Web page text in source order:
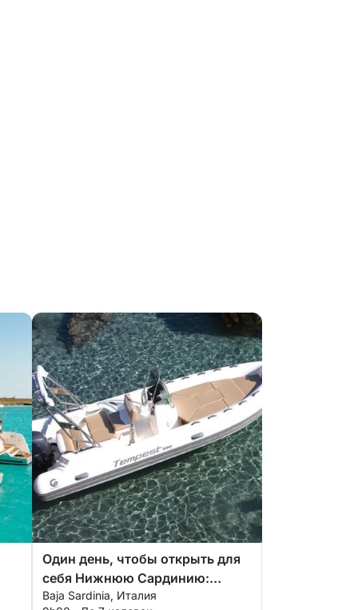
Один день, чтобы открыть для
себя Нижнюю Сардинию:
настоящая дольче вита на
Baja Sardinia, Италия